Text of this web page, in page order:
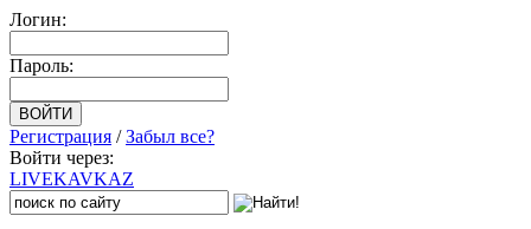
Логин:
Пароль:
Регистрация /Забыл все?
Войти через:
LIVEKAVKAZ